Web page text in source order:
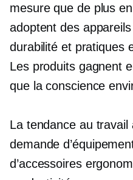
mesure que de plus
adoptent des
durabilité et pratiques
Les produits gagnent
que la conscience
La tendance au
demande
d’accessoires